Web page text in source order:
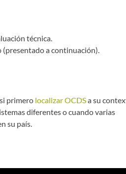
técnica.
a continuación).
primero localizar OCDSa su
diferentes o cuando varias
su país.